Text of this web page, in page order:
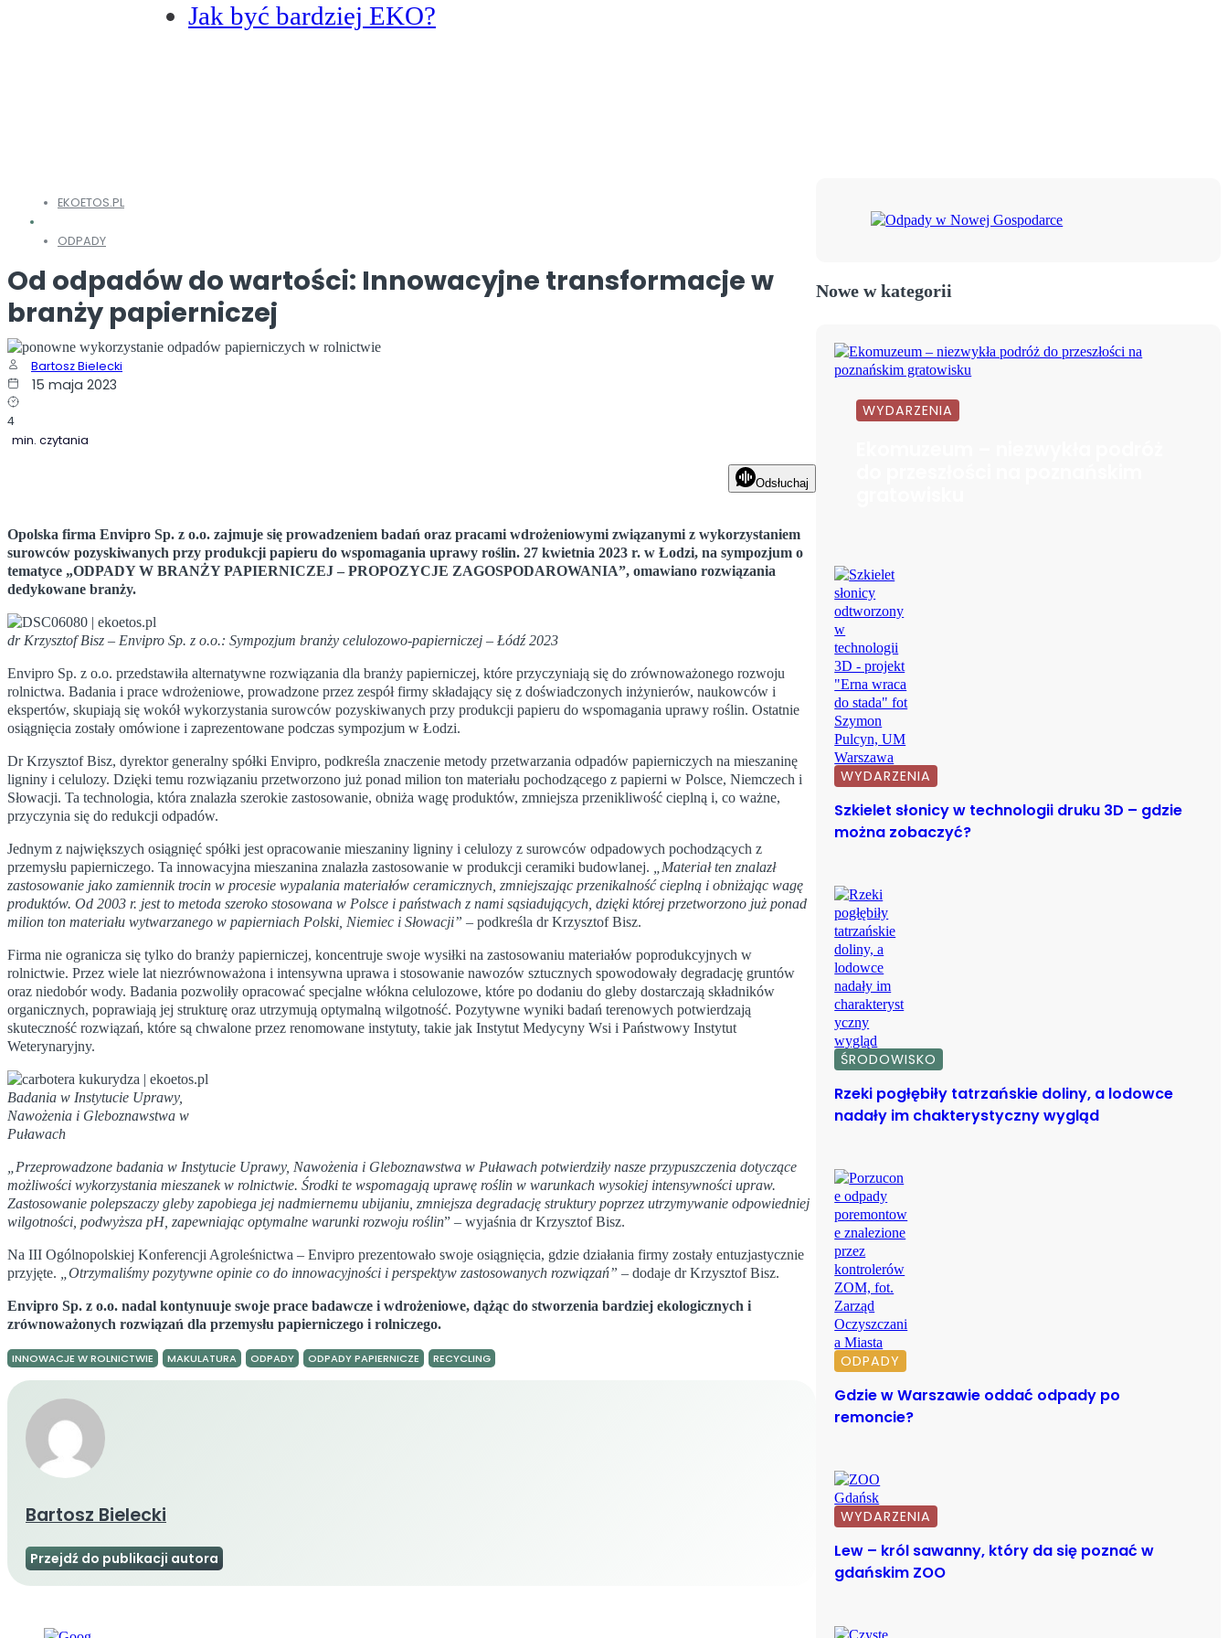
Jak być bardziej EKO?
EKOETOS.PL
ODPADY
Od odpadów do wartości: Innowacyjne transformacje w
branży papierniczej
Bartosz Bielecki
15 maja 2023
4
min. czytania
Odsłuchaj
Opolska firma Envipro Sp. z o.o. zajmuje się prowadzeniem badań oraz pracami wdrożeniowymi związanymi z wykorzystaniem
surowców pozyskiwanych przy produkcji papieru do wspomagania uprawy roślin. 27 kwietnia 2023 r. w Łodzi, na sympozjum o
tematyce „ODPADY W BRANŻY PAPIERNICZEJ – PROPOZYCJE ZAGOSPODAROWANIA”, omawiano rozwiązania
dedykowane branży.
dr Krzysztof Bisz – Envipro Sp. z o.o.: Sympozjum branży celulozowo-papierniczej – Łódź 2023
Envipro Sp. z o.o. przedstawiła alternatywne rozwiązania dla branży papierniczej, które przyczyniają się do zrównoważonego rozwoju
rolnictwa. Badania i prace wdrożeniowe, prowadzone przez zespół firmy składający się z doświadczonych inżynierów, naukowców i
ekspertów, skupiają się wokół wykorzystania surowców pozyskiwanych przy produkcji papieru do wspomagania uprawy roślin. Ostatnie
osiągnięcia zostały omówione i zaprezentowane podczas sympozjum w Łodzi.
Dr Krzysztof Bisz, dyrektor generalny spółki Envipro, podkreśla znaczenie metody przetwarzania odpadów papierniczych na mieszaninę
ligniny i celulozy. Dzięki temu rozwiązaniu przetworzono już ponad milion ton materiału pochodzącego z papierni w Polsce, Niemczech i
Słowacji. Ta technologia, która znalazła szerokie zastosowanie, obniża wagę produktów, zmniejsza przenikliwość cieplną i, co ważne,
przyczynia się do redukcji odpadów.
Jednym z największych osiągnięć spółki jest opracowanie mieszaniny ligniny i celulozy z surowców odpadowych pochodzących z
przemysłu papierniczego. Ta innowacyjna mieszanina znalazła zastosowanie w produkcji ceramiki budowlanej.
„Materiał ten znalazł
zastosowanie jako zamiennik trocin w procesie wypalania materiałów ceramicznych, zmniejszając przenikalność cieplną i obniżając wagę
produktów. Od 2003 r. jest to metoda szeroko stosowana w Polsce i państwach z nami sąsiadujących, dzięki której przetworzono już ponad
milion ton materiału wytwarzanego w papierniach Polski, Niemiec i Słowacji” – podkreśla dr Krzysztof Bisz.
Firma nie ogranicza się tylko do branży papierniczej, koncentruje swoje wysiłki na zastosowaniu materiałów poprodukcyjnych w
rolnictwie. Przez wiele lat niezrównoważona i intensywna uprawa i stosowanie nawozów sztucznych spowodowały degradację gruntów
oraz niedobór wody. Badania pozwoliły opracować specjalne włókna celulozowe, które po dodaniu do gleby dostarczają składników
organicznych, poprawiają jej strukturę oraz utrzymują optymalną wilgotność. Pozytywne wyniki badań terenowych potwierdzają
skuteczność rozwiązań, które są chwalone przez renomowane instytuty, takie jak Instytut Medycyny Wsi i Państwowy Instytut
Weterynaryjny.
Badania w Instytucie Uprawy,
Nawożenia i Gleboznawstwa w
Puławach
„Przeprowadzone badania w Instytucie Uprawy, Nawożenia i Gleboznawstwa w Puławach potwierdziły nasze przypuszczenia dotyczące
możliwości wykorzystania mieszanek w rolnictwie. Środki te wspomagają uprawę roślin w warunkach wysokiej intensywności upraw.
Zastosowanie polepszaczy gleby zapobiega jej nadmiernemu ubijaniu, zmniejsza degradację struktury poprzez utrzymywanie odpowiedniej
wilgotności, podwyższa pH, zapewniając optymalne warunki rozwoju roślin” – wyjaśnia dr Krzysztof Bisz.
Na III Ogólnopolskiej Konferencji Agroleśnictwa – Envipro prezentowało swoje osiągnięcia, gdzie działania firmy zostały entuzjastycznie
przyjęte.
„Otrzymaliśmy pozytywne opinie co do innowacyjności i perspektyw zastosowanych rozwiązań” – dodaje dr Krzysztof Bisz.
Envipro Sp. z o.o. nadal kontynuuje swoje prace badawcze i wdrożeniowe, dążąc do stworzenia bardziej ekologicznych i
zrównoważonych rozwiązań dla przemysłu papierniczego i rolniczego.
INNOWACJE W ROLNICTWIE MAKULATURA ODPADY ODPADY PAPIERNICZE RECYCLING
Bartosz Bielecki
Przejdź do publikacji autora
Nowe w kategorii
WYDARZENIA
WYDARZENIA
Szkielet słonicy w technologii druku 3D – gdzie
można zobaczyć?
ŚRODOWISKO
Rzeki pogłębiły tatrzańskie doliny, a lodowce
nadały im chakterystyczny wygląd
ODPADY
Gdzie w Warszawie oddać odpady po
remoncie?
WYDARZENIA
Lew – król sawanny, który da się poznać w
gdańskim ZOO